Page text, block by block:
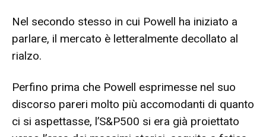
Nel secondo stesso in cui Powell ha iniziato a
parlare, il mercato è letteralmente decollato al
rialzo.
Perfino prima che Powell esprimesse nel suo
discorso pareri molto più accomodanti di quanto
ci si aspettasse, l’S&P500 si era già proiettato